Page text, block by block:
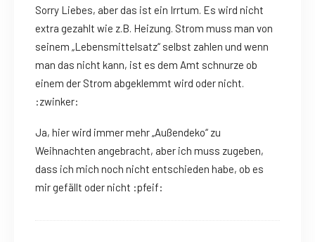
Sorry Liebes, aber das ist ein Irrtum. Es wird nicht
extra gezahlt wie z.B. Heizung. Strom muss man von
seinem „Lebensmittelsatz“ selbst zahlen und wenn
man das nicht kann, ist es dem Amt schnurze ob
einem der Strom abgeklemmt wird oder nicht.
:zwinker:
Ja, hier wird immer mehr „Außendeko“ zu
Weihnachten angebracht, aber ich muss zugeben,
dass ich mich noch nicht entschieden habe, ob es
mir gefällt oder nicht :pfeif: